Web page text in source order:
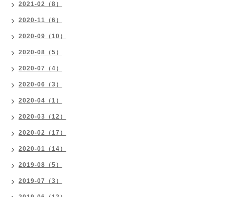
2021-02（8）
2020-11（6）
2020-09（10）
2020-08（5）
2020-07（4）
2020-06（3）
2020-04（1）
2020-03（12）
2020-02（17）
2020-01（14）
2019-08（5）
2019-07（3）